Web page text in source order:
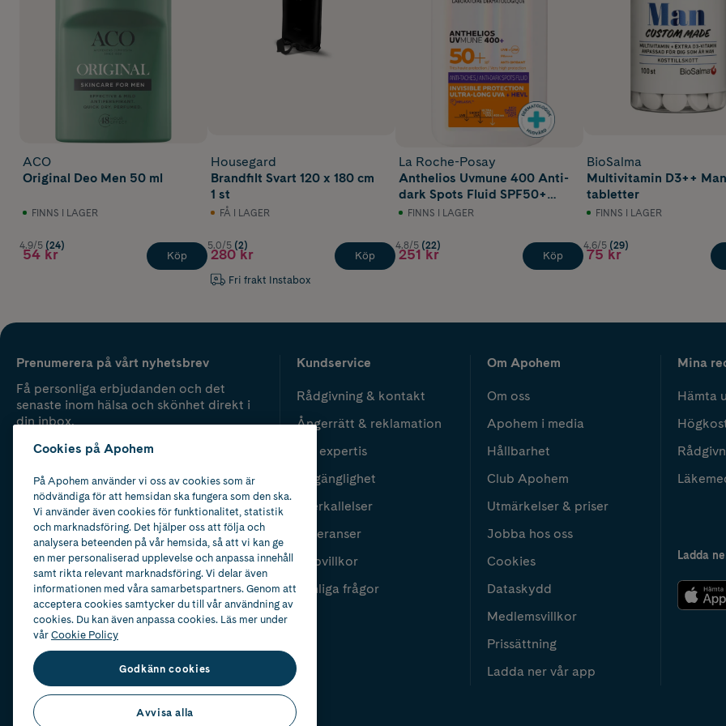
ACO
Original Deo Men 50 ml
FINNS I LAGER
4.9/5 (24)
54 kr Köp
Housegard
Brandfilt Svart 120 x 180 cm
1 st
FÅ I LAGER
5.0/5 (2)
280 kr
Fri frakt Instabox
Köp
La Roche-Posay
Anthelios Uvmune 400 Anti-
dark Spots Fluid SPF50+
50 ml
FINNS I LAGER
4.8/5 (22)
251 kr Köp
BioSalma
Multivitamin D3++
tabletter
FINNS I LAGER
4.6/5 (29)
75 kr
Prenumerera på vårt nyhetsbrev
Få personliga erbjudanden och det
senaste inom hälsa och skönhet direkt i
din inbox.
Kundservice
Rådgivning & kontakt
Ångerrätt & reklamation
Vår expertis
Tillgänglighet
Återkallelser
Leveranser
Köpvillkor
Vanliga frågor
Om Apohem
Om oss
Apohem i media
Hållbarhet
Club Apohem
Utmärkelser & priser
Jobba hos oss
Cookies
Dataskydd
Medlemsvillkor
Prissättning
Ladda ner vår app
Mina
Hämta
Ladda
Cookies på Apohem
På Apohem använder vi oss av cookies som är
nödvändiga för att hemsidan ska fungera som den ska.
Vi använder även cookies för funktionalitet, statistik
och marknadsföring. Det hjälper oss att följa och
analysera beteenden på vår hemsida, så att vi kan ge
en mer personaliserad upplevelse och anpassa innehåll
samt rikta relevant marknadsföring. Vi delar även
informationen med våra samarbetspartners. Genom att
acceptera cookies samtycker du till vår användning av
cookies. Du kan även anpassa cookies. Läs mer under
vårCookie Policy
Godkänn cookies
Avvisa alla